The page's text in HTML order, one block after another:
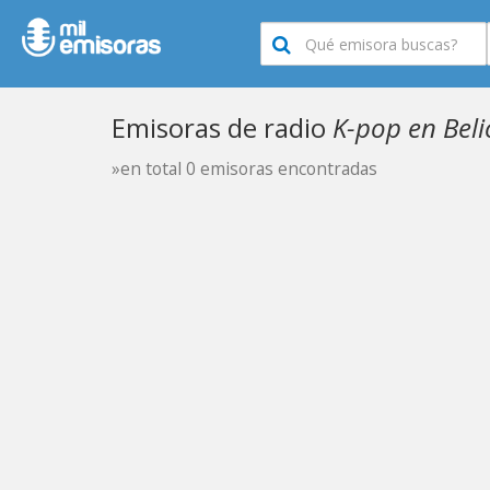
Emisoras de radio K-pop en
»en total 0 emisoras encontradas